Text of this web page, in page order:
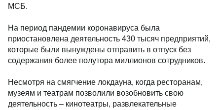
МСБ.
На период пандемии коронавируса была
приостановлена деятельность 430 тысяч предприятий,
которые были вынуждены отправить в отпуск без
содержания более полутора миллионов сотрудников.
Несмотря на смягчение локдауна, когда ресторанам,
музеям и театрам позволили возобновить свою
деятельность – кинотеатры, развлекательные